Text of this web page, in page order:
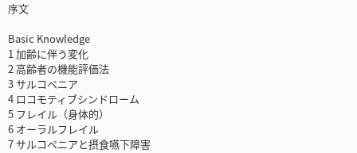
序文
Basic Knowledge
1 加齢に伴う変化
2 高齢者の機能評価法
3 サルコペニア
4 ロコモティブシンドローム
5 フレイル（身体的）
6 オーラルフレイル
7 サルコペニアと摂食嚥下障害